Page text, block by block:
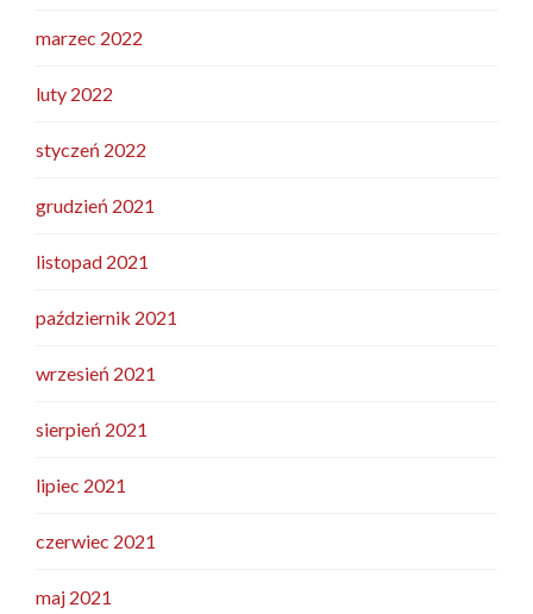
marzec 2022
luty 2022
styczeń 2022
grudzień 2021
listopad 2021
październik 2021
wrzesień 2021
sierpień 2021
lipiec 2021
czerwiec 2021
maj 2021